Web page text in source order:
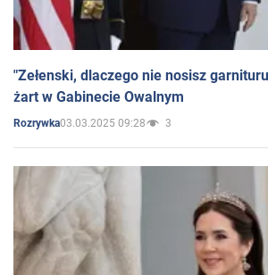
"Zełenski, dlaczego nie nosisz
żart w Gabinecie Owalnym
Rozrywka03.03.2025 09:28 3